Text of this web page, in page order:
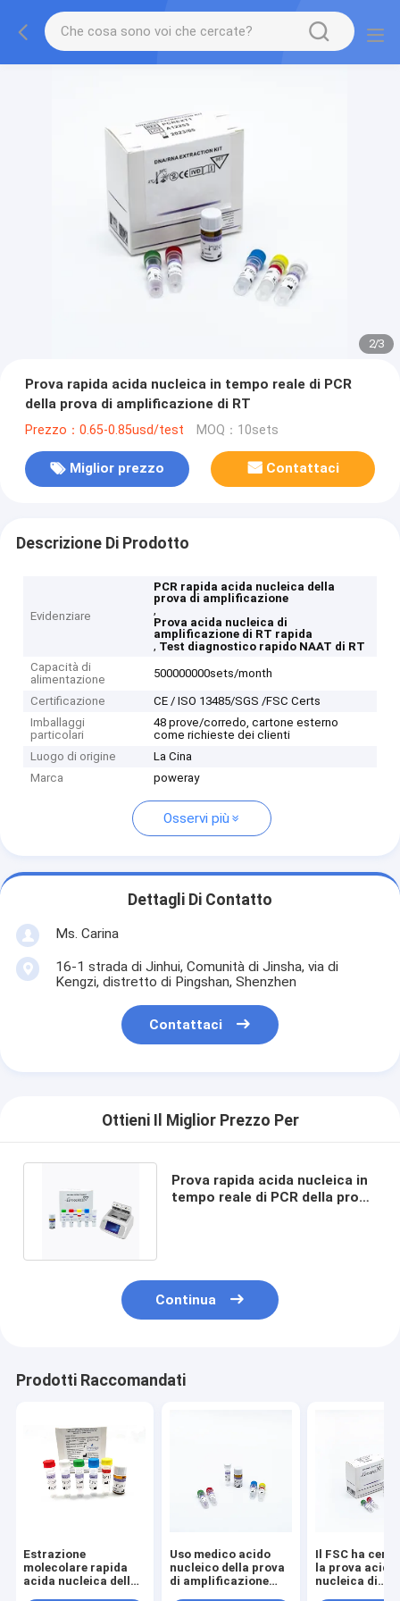
3/3
Prova rapida acida nucleica in tempo reale di PCR
della prova di amplificazione di RT
Prezzo：0.65-0.85usd/test MOQ：10sets
Miglior prezzo Contattaci
Descrizione Di Prodotto
Evidenziare
PCR rapida acida nucleica della
prova di amplificazione
,
Prova acida nucleica di
amplificazione di RT rapida
, Test diagnostico rapido NAAT di RT
Capacità di
alimentazione
500000000sets/month
Certificazione
CE / ISO 13485/SGS /FSC Certs
Imballaggi
particolari
48 prove/corredo, cartone esterno
come richieste dei clienti
Luogo di origine
La Cina
Marca
poweray
Osservi più
Dettagli Di Contatto
Ms. Carina
16-1 strada di Jinhui, Comunità di Jinsha, via di
Kengzi, distretto di Pingshan, Shenzhen
Contattaci
Ottieni Il Miglior Prezzo Per
Prova rapida acida nucleica in
tempo reale di PCR della prova
Continua
Prodotti Raccomandati
Estrazione
molecolare rapida
acida nucleica della
Uso medico acido
nucleico della prova
di amplificazione
Il FSC ha
la prova acida
nucleica di